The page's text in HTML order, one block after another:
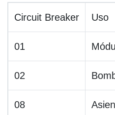
Circuit Breaker Uso
01
02
08